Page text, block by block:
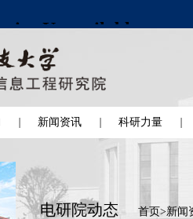
新闻资讯 科研力量
电研院动态 首页>新闻